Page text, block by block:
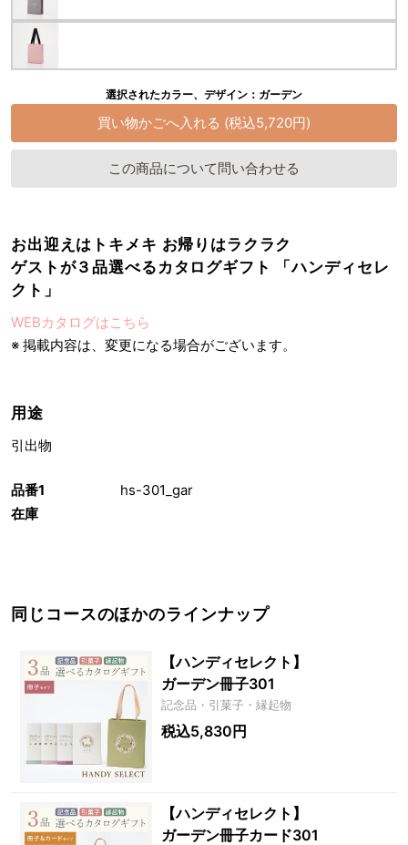
品番1
hs-301_gar
在庫
選択されたカラー、デザイン：ガーデン
この商品について問い合わせる
お出迎えはトキメキ お帰りはラクラク
ゲストが３品選べるカタログギフト 「ハンディセレ
クト」
WEBカタログはこちら
※ 掲載内容は、変更になる場合がございます。
用途
引出物
同じコースのほかのラインナップ
【ハンディセレクト】
ガーデン冊子301
記念品・引菓子・縁起物
税込5,830円
【ハンディセレクト】
ガーデン冊子カード301